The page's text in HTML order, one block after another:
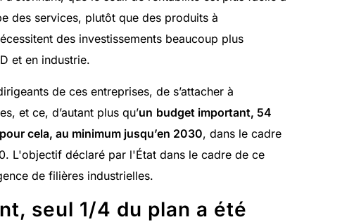
des services, plutôt que des produits à
des investissements beaucoup plus
et en industrie.
de ces entreprises, de s’attacher à
et ce, d’autant plus qu’un budget important, 54
cela, au minimum jusqu’en 2030, dans le cadre
L'objectif déclaré par l'État dans le cadre de ce
de filières industrielles.
seul 1/4 du plan a été